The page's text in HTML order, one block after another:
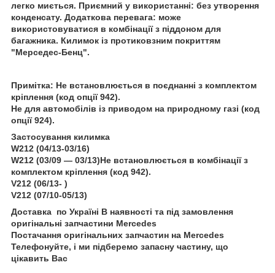
легко миється. Приємний у використанні: без утворення
конденсату. Додаткова перевага: може
використовуватися в комбінації з піддоном для
багажника. Килимок із протиковзним покриттям
"Мерседес-Бенц".
Примітка: Не встановлюється в поєднанні з комплектом
кріплення (код опції 942).
Не для автомобілів із приводом на природному газі (код
опції 924).
Застосування килимка
W212 (04/13-03/16)
W212 (03/09 — 03/13)Не встановлюється в комбінації з
комплектом кріплення (код 942).
V212 (06/13- )
V212 (07/10-05/13)
Доставка по Україні В наявності та під замовлення
оригінальні запчастини Mercedes
Постачання оригінальних запчастин на Mercedes
Телефонуйте, і ми підберемо запасну частину, що
цікавить Вас